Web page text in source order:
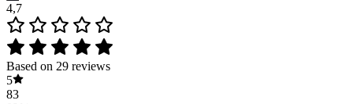
4,7
Based on 29 reviews
5
83